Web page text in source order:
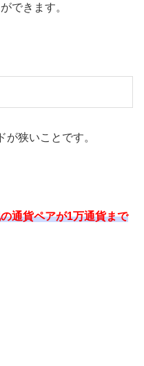
できます。
狭いことです。
通貨ペアが1万通貨まで